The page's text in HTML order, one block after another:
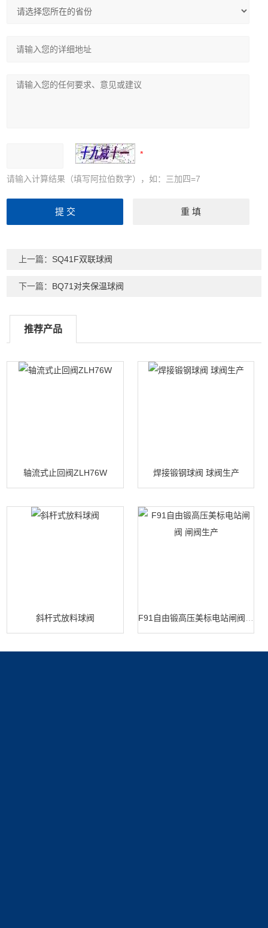
请输入计算结果（填写阿拉伯数字），如：三加四=7
上一篇： SQ41F双联球阀
下一篇： BQ71对夹保温球阀
推荐产品
轴流式止回阀ZLH76W 焊接锻钢球阀 球阀生产
斜杆式放料球阀